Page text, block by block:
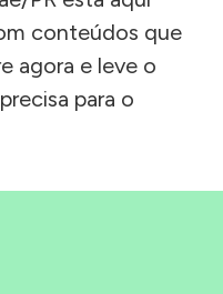
conteúdos que
agora e leve o
para o